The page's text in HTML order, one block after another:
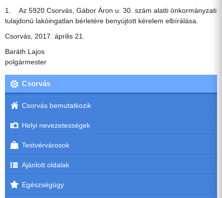
1. Az 5920 Csorvás, Gábor Áron u. 30. szám alatti önkormányzati
tulajdonú lakóingatlan bérletére benyújtott kérelem elbírálása.
Csorvás, 2017. április 21.
Baráth Lajos
polgármester
Csorvás
Csorvás bemutatkozik
Helyi nevezetességek
Testvérvárosok
Ajánlott oldalak
Egészségügy